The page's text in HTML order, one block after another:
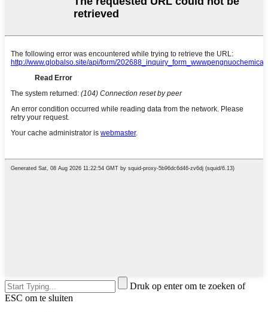
Druk op enter om te zoeken of
ESC om te sluiten